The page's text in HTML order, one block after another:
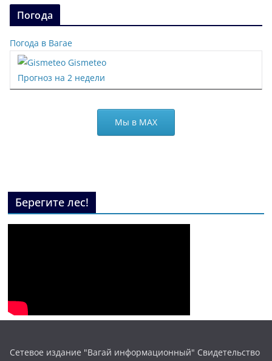
Погода
Погода в Вагае
Gismeteo
Прогноз на 2 недели
Мы в МАХ
Берегите лес!
Сетевое издание "Вагай информационный" Свидетельство